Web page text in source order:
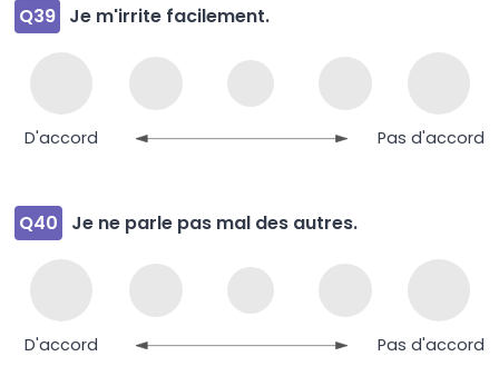
Q39 Je m'irrite facilement.
D'accord Pas d'accord
Q40 Je ne parle pas mal des autres.
D'accord Pas d'accord